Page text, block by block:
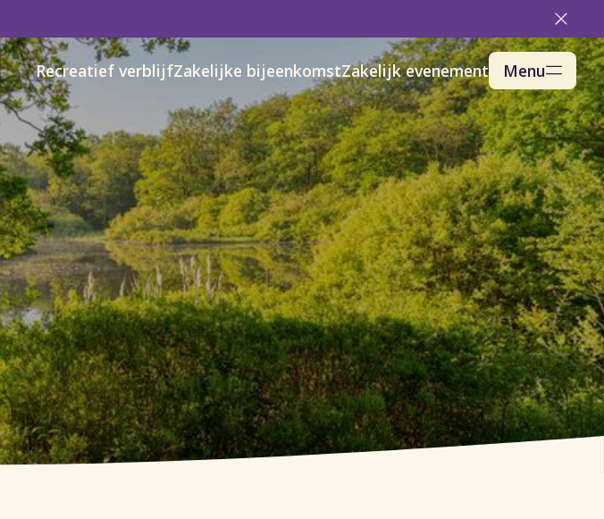
Recreatief verblijfZakelijke bijeenkomstZakelijk evenement Menu